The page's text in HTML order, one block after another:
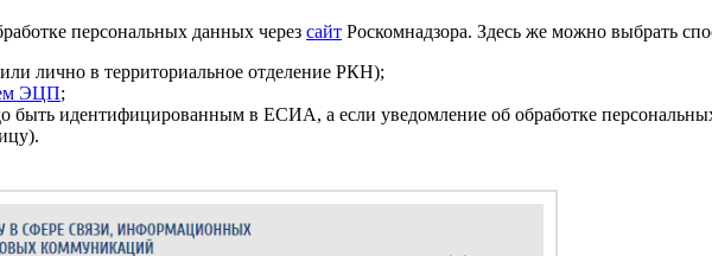
персональных данных через сайт Роскомнадзора. Здесь же можно выбрать
лично в территориальное отделение РКН);
ЭЦП;
быть идентифицированным в ЕСИА, а если уведомление об обработке